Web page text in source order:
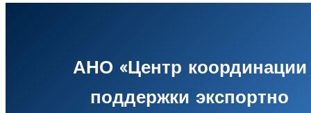
АНО «Центр координации
поддержки экспортно